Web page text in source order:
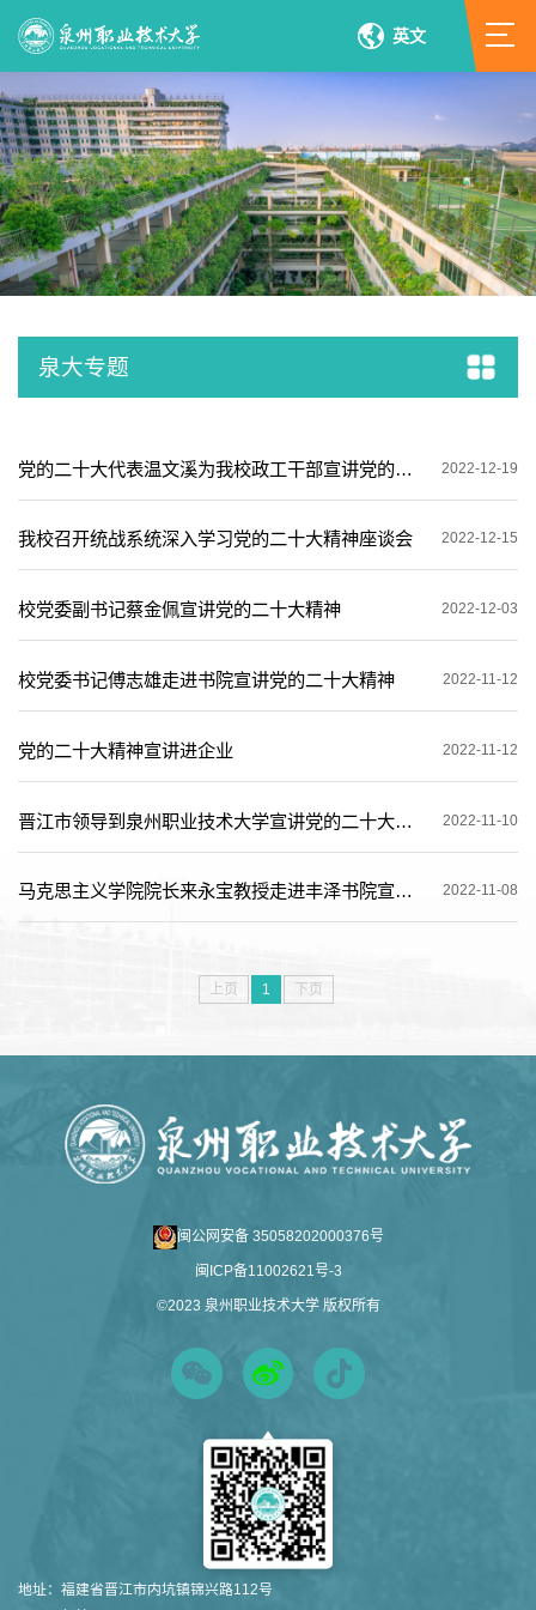
英文
泉大专题
党的二十大代表温文溪为我校政工干部宣讲党的二十大精神 2022-12-19
我校召开统战系统深入学习党的二十大精神座谈会 2022-12-15
校党委副书记蔡金佩宣讲党的二十大精神 2022-12-03
校党委书记傅志雄走进书院宣讲党的二十大精神 2022-11-12
党的二十大精神宣讲进企业 2022-11-12
晋江市领导到泉州职业技术大学宣讲党的二十大精神 2022-11-10
马克思主义学院院长来永宝教授走进丰泽书院宣讲党的二十大精神 2022-11-08
上页 1 下页
闽公网安备 35058202000376号
闽ICP备11002621号-3
©2023 泉州职业技术大学 版权所有
地址： 福建省晋江市内坑镇锦兴路112号